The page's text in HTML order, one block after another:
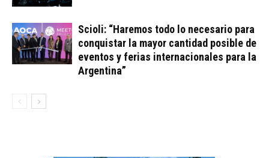
Scioli: “Haremos todo lo necesario para
conquistar la mayor cantidad posible de
eventos y ferias internacionales para la
Argentina”